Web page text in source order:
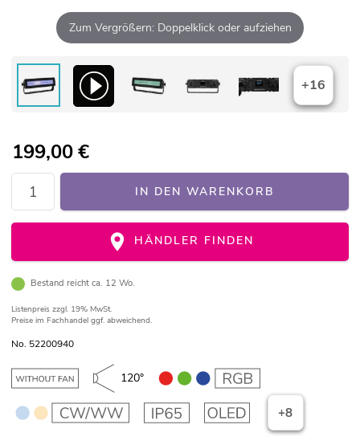
Zum Vergrößern: Doppelklick oder aufziehen
+16
199,00€
IN DEN WARENKORB
HÄNDLER FINDEN
Bestand reicht ca. 12 Wo.
Listenpreis zzgl. 19% MwSt.
Preise im Fachhandel ggf. abweichend.
No. 52200940
120°
+8